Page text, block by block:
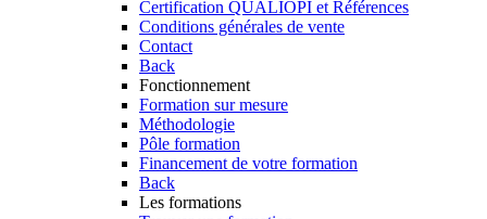
Certification QUALIOPI et Références
Conditions générales de vente
Contact
Back
Fonctionnement
Formation sur mesure
Méthodologie
Pôle formation
Financement de votre formation
Back
Les formations